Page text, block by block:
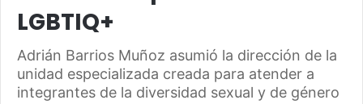
LGBTIQ+
Adrián Barrios Muñoz asumió la dirección de la
unidad especializada creada para atender a
integrantes de la diversidad sexual y de género